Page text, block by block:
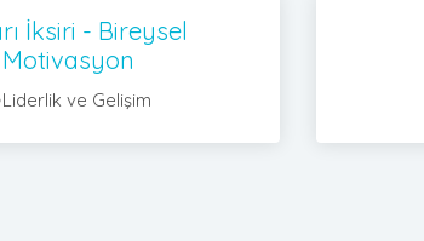
İksiri - Bireysel
Motivasyon
Liderlik ve Gelişim